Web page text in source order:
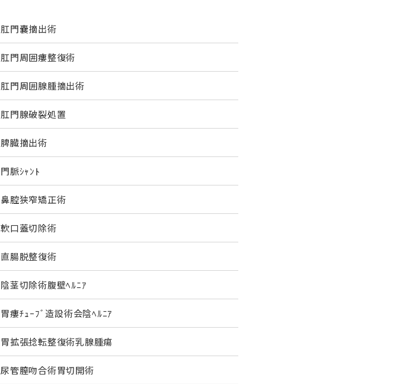
肛門嚢摘出術
肛門周囲瘻整復術
肛門周囲腺腫摘出術
肛門腺破裂処置
脾臓摘出術
門脈ｼｬﾝﾄ
鼻腔狭窄矯正術
軟口蓋切除術
直腸脱整復術
陰茎切除術腹壁ﾍﾙﾆｱ
胃瘻ﾁｭｰﾌﾞ造設術会陰ﾍﾙﾆｱ
胃拡張捻転整復術乳腺腫瘍
尿管膣吻合術胃切開術